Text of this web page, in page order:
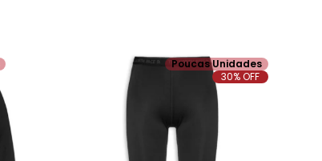
Poucas Unidades
30% OFF